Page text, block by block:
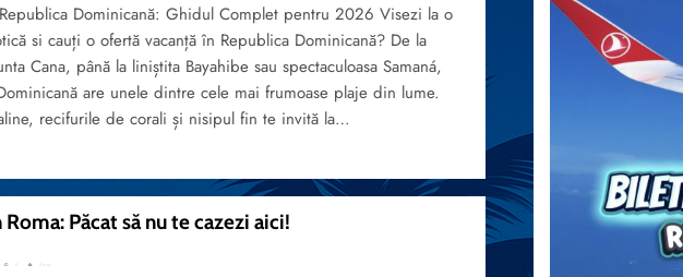
Dominicană: Ghidul Complet pentru 2026 Visezi la o
si cauți o ofertă vacanță în Republica Dominicană? De la
Cana, până la liniștita Bayahibe sau spectaculoasa Samaná,
are unele dintre cele mai frumoase plaje din lume.
recifurile de corali și nisipul fin te invită la…
Roma: Păcat să nu te cazezi aici!